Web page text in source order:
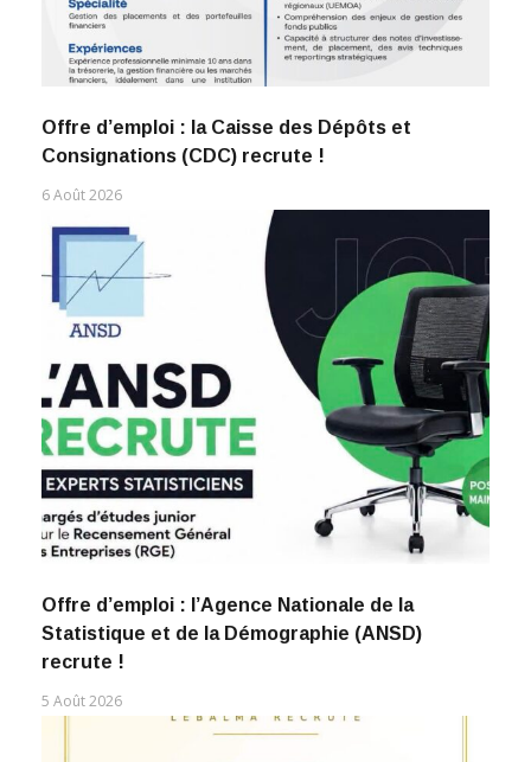
Offre d’emploi : la Caisse des Dépôts et
Consignations (CDC) recrute !
6 Août 2026
Offre d’emploi : l’Agence Nationale de la
Statistique et de la Démographie (ANSD)
recrute !
5 Août 2026